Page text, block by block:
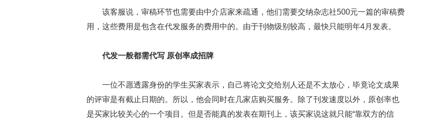
该客服说，审稿环节也需要由中介店家来疏通，他们需要交纳杂志社500元一篇的审稿费
用，这些费用是包含在代发服务的费用中的。由于刊物级别较高，最快只能明年4月发表。
代发一般都需代写 原创率成招牌
一位不愿透露身份的学生买家表示，自己将论文交给别人还是不太放心，毕竟论文成果
的评审是有截止日期的。所以，他会同时在几家店购买服务。除了刊发速度以外，原创率也
是买家比较关心的一个项目。但是否能真的发表在期刊上，该买家说这就只能“靠双方的信